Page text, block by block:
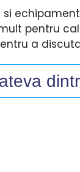
pentru
a